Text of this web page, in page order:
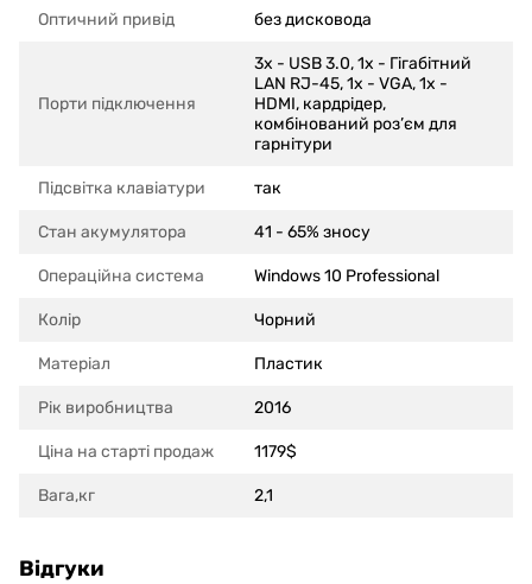
Оптичний привід без дисковода
Порти підключення
3x - USB 3.0, 1x - Гігабітний
LAN RJ-45, 1x - VGA, 1x -
HDMI, кардрідер,
комбінований роз’єм для
гарнітури
Підсвітка клавіатури так
Стан акумулятора 41 - 65% зносу
Операційна система Windows 10 Professional
Колір Чорний
Матеріал Пластик
Рік виробництва 2016
Ціна на старті продаж 1179$
Вага,кг 2,1
Відгуки